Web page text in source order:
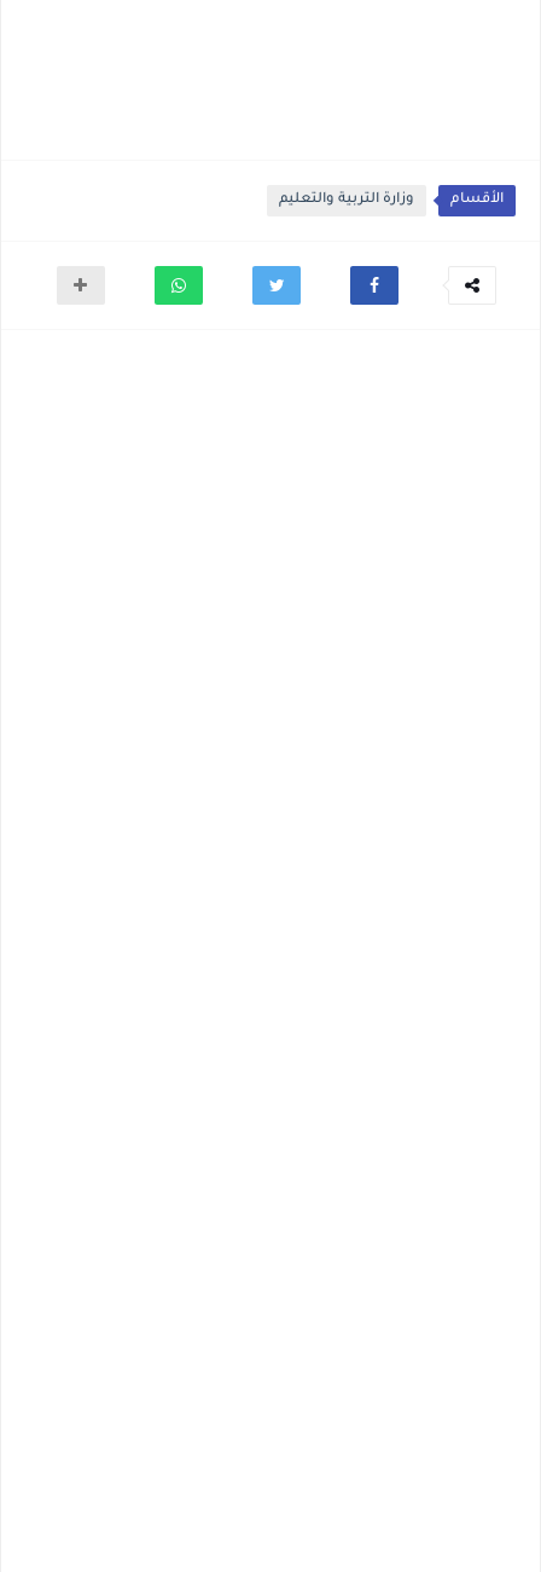
الأقسام وزارة التربية والتعليم